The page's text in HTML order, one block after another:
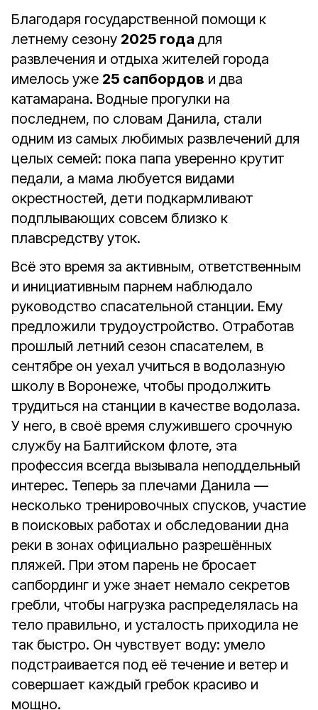
Благодаря государственной помощи к
летнему сезону 2025 года для
развлечения и отдыха жителей города
имелось уже 25 сапбордов и два
катамарана. Водные прогулки на
последнем, по словам Данила, стали
одним из самых любимых развлечений для
целых семей: пока папа уверенно крутит
педали, а мама любуется видами
окрестностей, дети подкармливают
подплывающих совсем близко к
плавсредству уток.
Всё это время за активным, ответственным
и инициативным парнем наблюдало
руководство спасательной станции. Ему
предложили трудоустройство. Отработав
прошлый летний сезон спасателем, в
сентябре он уехал учиться в водолазную
школу в Воронеже, чтобы продолжить
трудиться на станции в качестве водолаза.
У него, в своё время служившего срочную
службу на Балтийском флоте, эта
профессия всегда вызывала неподдельный
интерес. Теперь за плечами Данила —
несколько тренировочных спусков, участие
в поисковых работах и обследовании дна
реки в зонах официально разрешённых
пляжей. При этом парень не бросает
сапбординг и уже знает немало секретов
гребли, чтобы нагрузка распределялась на
тело правильно, и усталость приходила не
так быстро. Он чувствует воду: умело
подстраивается под её течение и ветер и
совершает каждый гребок красиво и
мощно.